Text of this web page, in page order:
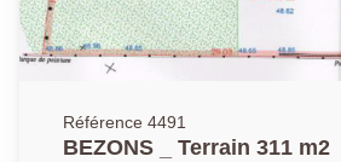
garage, chaufferie et une belle cave. Emplacement de
premier choix, centre commercial à
divers transports. Une visite
Référence 4491
BEZONS _ Terrain 311 m2